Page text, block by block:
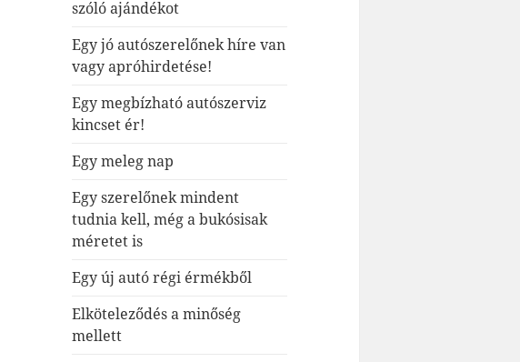
szóló ajándékot
Egy jó autószerelőnek híre van
vagy apróhirdetése!
Egy megbízható autószerviz
kincset ér!
Egy meleg nap
Egy szerelőnek mindent
tudnia kell, még a bukósisak
méretet is
Egy új autó régi érmékből
Elköteleződés a minőség
mellett